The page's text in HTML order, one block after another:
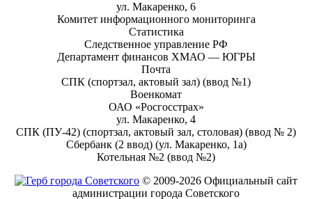
ул. Макаренко, 6
Комитет информационного мониторинга
Статистика
Следственное управление РФ
Департамент финансов ХМАО — ЮГРЫ
Почта
СПК (спортзал, актовый зал) (ввод №1)
Военкомат
ОАО «Росгосстрах»
ул. Макаренко, 4
СПК (ПУ-42) (спортзал, актовый зал, столовая) (ввод № 2)
Сбербанк (2 ввод) (ул. Макаренко, 1а)
Котельная №2 (ввод №2)
© 2009-2026 Официальный сайт
администрации города Советского